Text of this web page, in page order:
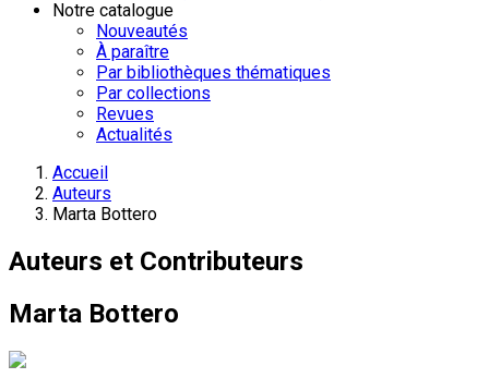
Notre catalogue
Nouveautés
À paraître
Par bibliothèques thématiques
Par collections
Revues
Actualités
Accueil
Auteurs
Marta Bottero
Auteurs et Contributeurs
Marta Bottero